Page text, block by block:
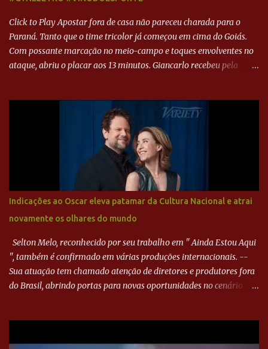
Click to Play Apostar fora de casa não pareceu charada para o
Paraná. Tanto que o time tricolor já começou em cima do Goiás.
Com possante marcação no meio-campo e toques envolventes no
ataque, abriu o placar aos 13 minutos. Giancarlo recebeu pela
Paraná ampliou a vantagem aos 21 minutos. Éverton Garroni
desviou cruzamento de cabeça e, mesmo de costas, incidiu o canto
direito de Harlei. O goleiro esmeraldino se esticou e até tocou na
bola, mas não o suficiente para desviar sua trajetória. O ataque do
Goiás era nulo, tanto que o Paraná seguiu em cima. Aos 32
minutos, Jefferson cabeceou e Harlei fez grande defesa. Seis
minutos depois, Wellington encheu o pé e quase surpreendeu o
goleiro rival, que novamente defendeu. No fim, Jefferson teve
outra boa chance, mas parou no goleiro. Gol para matar espera...
Indicações ao Oscar eleva patamar da Cultura Nacional e atrai
novamente os olhares do mundo
Selton Melo, reconhecido por seu trabalho em " Ainda Estou Aqui
", também é confirmado em várias produções internacionais. --
Sua atuação tem chamado atenção de diretores e produtores fora
do Brasil, abrindo portas para novas oportunidades no cenário